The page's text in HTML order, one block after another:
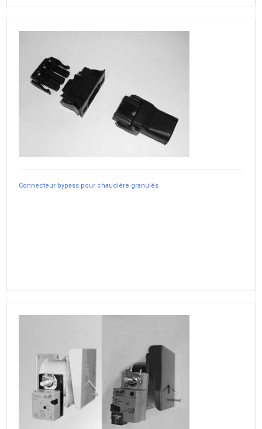
Connecteur bypass pour chaudière granulés